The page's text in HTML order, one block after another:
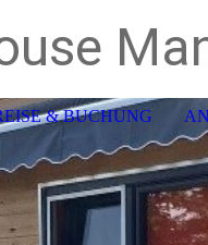
& BUCHUNG